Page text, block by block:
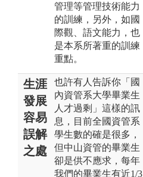
管理等管理技術能力
的訓練，另外，如國
際觀、語文能力，也
是本系所著重的訓練
重點。
生涯
發展
容易
誤解
之處
也許有人告訴你「國
內資管系大學畢業生
人才過剩」這樣的訊
息，目前全國資管系
學生數的確是很多，
但中山資管的畢業生
卻是供不應求，每年
我們的畢業生有近1/3